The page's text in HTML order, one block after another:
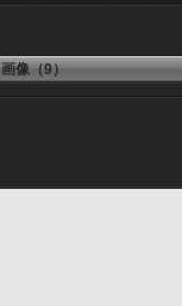
画像（9）